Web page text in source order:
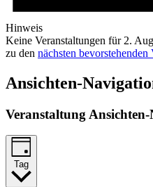
Hinweis
Keine Veranstaltungen für 2.
zu den nächsten bevorstehenden
Ansichten-
Veranstaltung
Tag